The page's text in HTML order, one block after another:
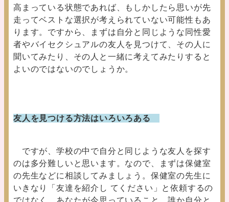
高まっている状態であれば、もしかしたら思いが先
走ってベストな選択が考えられていない可能性もあ
ります。ですから、まずは自分と同じような同性愛
者やバイセクシュアルの友人を見つけて、その人に
聞いてみたり、その人と一緒に考えてみたりすると
よいのではないのでしょうか。
友人を見つける方法はいろいろある
ですが、学校の中で自分と同じような友人を探す
のは多分難しいと思います。なので、まずは保健室
の先生などに相談してみましょう。保健室の先生に
いきなり「友達を紹介し てください」と依頼するの
ではなく、あなたが今思っていること、誰か自分と